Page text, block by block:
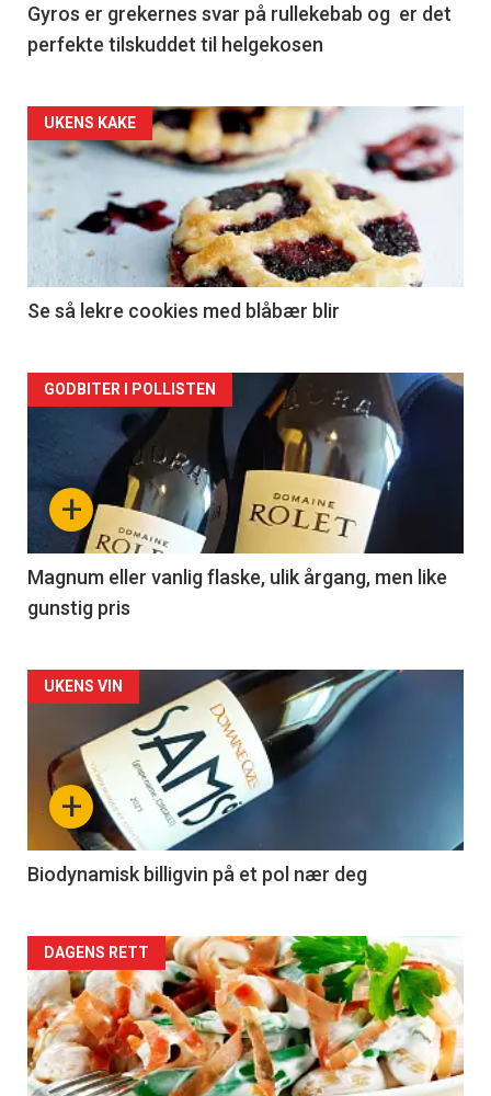
Gyros er grekernes svar på rullekebab og er det
perfekte tilskuddet til helgekosen
Forsiden
akkurat
nå
2
UKENS KAKE
Se så lekre cookies med blåbær blir
Forsiden
akkurat
nå
3
+
GODBITER I POLLISTEN
Magnum eller vanlig flaske, ulik årgang, men like
gunstig pris
Forsiden
akkurat
nå
4
+
UKENS VIN
Biodynamisk billigvin på et pol nær deg
Forsiden
akkurat
nå
DAGENS RETT